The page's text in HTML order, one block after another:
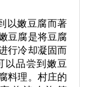
以嫩豆腐而著
豆腐是将豆腐
行冷却凝固而
以品尝到嫩豆
料理。村庄的